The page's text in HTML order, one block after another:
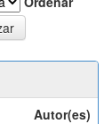
Autor(es)